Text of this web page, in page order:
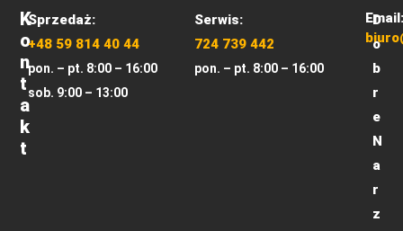
K
O
N
T
A
K
T
Sprzedaż:
+48 59 814 40 44
pon. – pt. 8:00 – 16:00
sob. 9:00 – 13:00
Serwis:
724 739 442
pon. – pt. 8:00 – 16:00
Email:
D
o
b
r
e
N
a
r
z